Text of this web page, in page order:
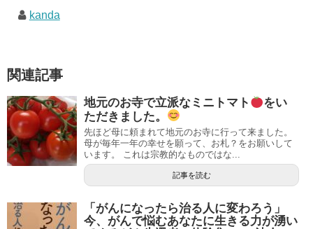
kanda
関連記事
地元のお寺で立派なミニトマト
をい
ただきました。
先ほど母に頼まれて地元のお寺に行って来ました。
母が毎年一年の幸せを願って、お札？をお願いして
います。 これは宗教的なものではな...
記事を読む
「がんになったら治る人に変わろう」
今、がんで悩むあなたに生きる力が湧い